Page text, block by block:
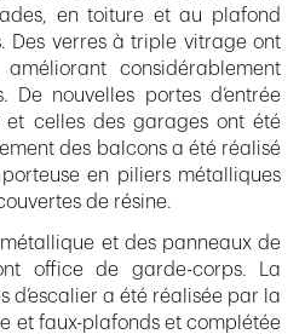
en toiture et au plafond
Des verres à triple vitrage ont
considérablement
De nouvelles portes d’entrée
et celles des garages ont été
des balcons a été réalisé
porteuse en piliers métalliques
de résine.
et des panneaux de
office de garde-corps. La
d’escalier a été réalisée par la
et faux-plafonds et complétée